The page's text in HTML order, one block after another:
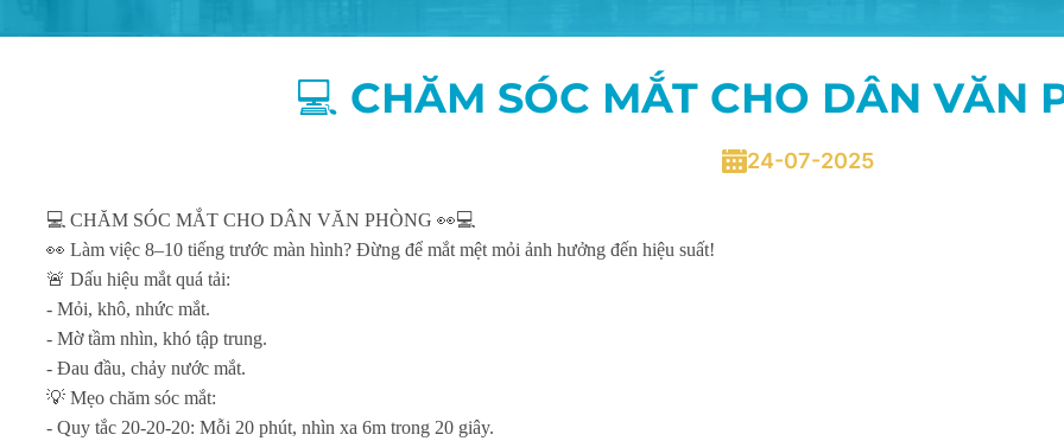
💻 CHĂM SÓC MẮT CHO DÂN VĂN
24-07-2025
💻 CHĂM SÓC MẮT CHO DÂN VĂN PHÒNG 👀💻
👀 Làm việc 8–10 tiếng trước màn hình? Đừng để mắt mệt mỏi ảnh hưởng đến hiệu suất!
🚨 Dấu hiệu mắt quá tải:
- Mỏi, khô, nhức mắt.
- Mờ tầm nhìn, khó tập trung.
- Đau đầu, chảy nước mắt.
💡 Mẹo chăm sóc mắt:
- Quy tắc 20-20-20: Mỗi 20 phút, nhìn xa 6m trong 20 giây.